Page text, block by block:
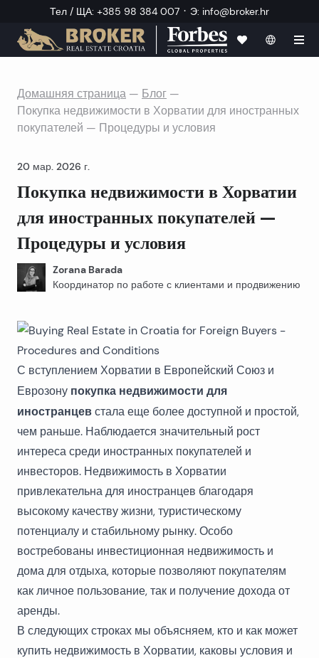
Тел / ЩА: +385 98 384 007 · Э: info@broker.hr
Домашняя страница — Блог —
Покупка недвижимости в Хорватии для иностранных
покупателей — Процедуры и условия
20 мар. 2026 г.
Покупка недвижимости в Хорватии
для иностранных покупателей —
Процедуры и условия
Zorana Barada
Координатор по работе с клиентами и продвижению
С вступлением Хорватии в Европейский Союз и
Еврозону покупка недвижимости для
иностранцев стала еще более доступной и простой,
чем раньше. Наблюдается значительный рост
интереса среди иностранных покупателей и
инвесторов. Недвижимость в Хорватии
привлекательна для иностранцев благодаря
высокому качеству жизни, туристическому
потенциалу и стабильному рынку. Особо
востребованы инвестиционная недвижимость и
дома для отдыха, которые позволяют покупателям
как личное пользование, так и получение дохода от
аренды.
В следующих строках мы объясняем, кто и как может
купить недвижимость в Хорватии, каковы условия и